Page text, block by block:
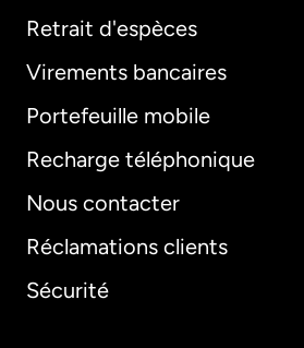
Retrait d'espèces
Virements bancaires
Portefeuille mobile
Recharge téléphonique
Nous contacter
Réclamations clients
Sécurité